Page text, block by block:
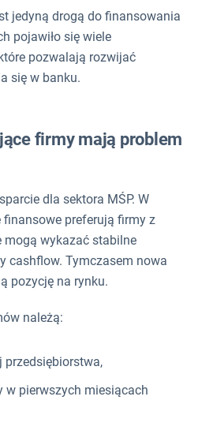
jedyną drogą do finansowania
pojawiło się wiele
pozwalają rozwijać
się w banku.
firmy mają problem
dla sektora MŚP. W
preferują firmy z
mogą wykazać stabilne
cashflow. Tymczasem nowa
pozycję na rynku.
należą:
przedsiębiorstwa,
w pierwszych miesiącach